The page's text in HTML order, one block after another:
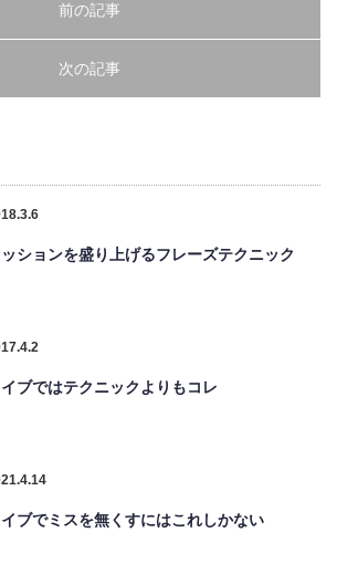
前の記事
次の記事
ションを盛り上げるフレーズテクニック
ブではテクニックよりもコレ
ブでミスを無くすにはこれしかない